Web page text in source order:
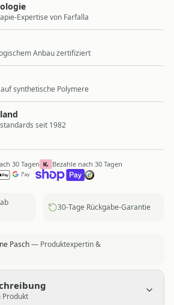
Expertise von Farfalla
Anbau zertifiziert
synthetische Polymere
seit 1982
30 Tagen Bezahle nach 30 Tagen
30-Tage Rückgabe-Garantie
Pasch— Produktexpertin &
Produkt